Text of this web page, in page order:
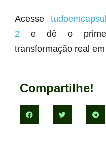
Acesse
2 e dê o
transformação real
Compartilhe!